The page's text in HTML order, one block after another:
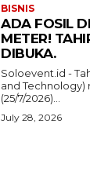
BISNIS
ADA FOSIL
METER!
DIBUKA.
Soloevent.id -
and Technology)
(25/7/2026)...
July 28, 2026